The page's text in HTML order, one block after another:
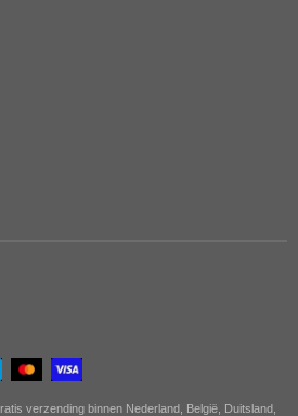
verzending binnen Nederland, België, Duitsland,